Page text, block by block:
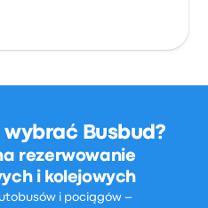
Busbud?
rezerwowanie
i kolejowych
i pociągów –